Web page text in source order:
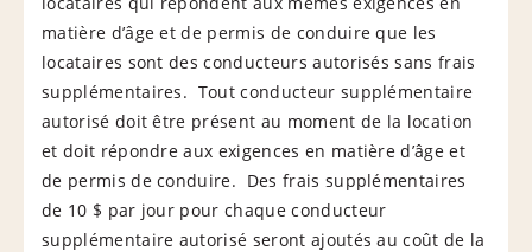
matière d’âge et de permis de conduire que les
locataires sont des conducteurs autorisés sans frais
supplémentaires. Tout conducteur supplémentaire
autorisé doit être présent au moment de la location
et doit répondre aux exigences en matière d’âge et
de permis de conduire. Des frais supplémentaires
de 10 $ par jour pour chaque conducteur
supplémentaire autorisé seront ajoutés au coût de la